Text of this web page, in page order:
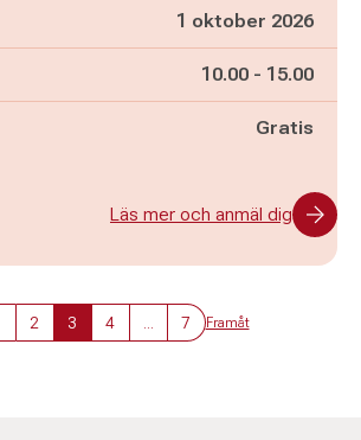
1 oktober 2026
Pågår mellan
10.00 - och
15.00
Gratis
Läs mer och anmäl dig
2 3 4 7 Framåt